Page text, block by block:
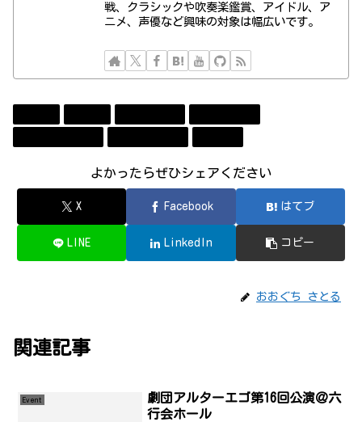
戦、クラシックや吹奏楽鑑賞、アイドル、ア
ニメ、声優など興味の対象は幅広いです。
よかったらぜひシェアください
X Facebook はてブ
LINE LinkedIn コピー
おおぐち さとる
関連記事
Event
劇団アルターエゴ第16回公演＠六
行会ホール